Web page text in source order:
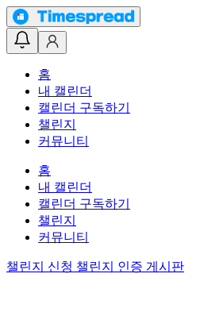
홈
내 캘린더
캘린더 구독하기
챌린지
커뮤니티
홈
내 캘린더
캘린더 구독하기
챌린지
커뮤니티
챌린지 신청 챌린지 인증 게시판